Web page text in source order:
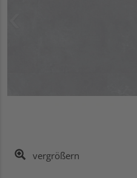
vergrößern